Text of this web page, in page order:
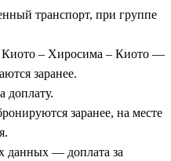
транспорт, при группе
– Хиросима – Киото —
заранее.
доплату.
заранее, на месте
данных — доплата за